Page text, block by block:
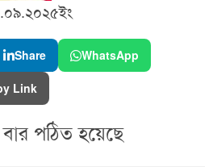
ইং
Share WhatsApp
Link
পঠিত হয়েছে